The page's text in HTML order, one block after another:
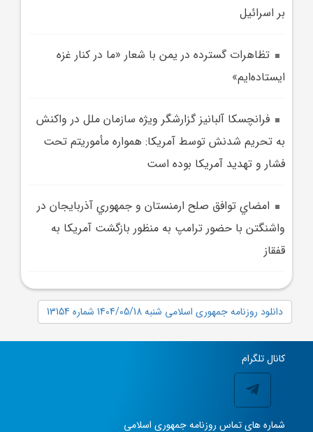
بر اسرائيل
تظاهرات گسترده در يمن با شعار «ما در کنار غزه
ايستاده‌ايم»
فرانچسکا آلبانيز گزارشگر ويژه سازمان ملل در واکنش
به تحريم شدنش توسط آمريکا: همواره مأموريتم تحت
فشار و تهديد آمریکا بوده است
امضاي توافق صلح ارمنستان و جمهوري آذربايجان در
واشنگتن با حضور ترامپ به منظور بازگشت آمريکا به
قفقاز
دانلود روزنامه جمهوری اسلامی شنبه 1404/05/18 شماره 13154
کانال تلگرام
شماره های تماس روزنامه جمهوری اسلامی